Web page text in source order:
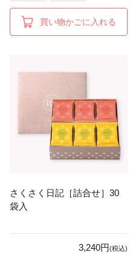
買い物かごに入れる
さくさく日記［詰合せ］30
袋入
3,240円(税込)